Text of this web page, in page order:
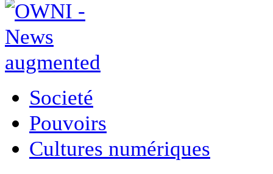
Societé
Pouvoirs
Cultures numériques